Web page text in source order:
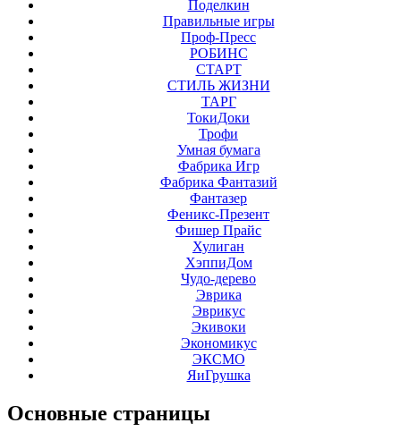
Поделкин
Правильные игры
Проф-Пресс
РОБИНС
СТАРТ
СТИЛЬ ЖИЗНИ
ТАРГ
ТокиДоки
Трофи
Умная бумага
Фабрика Игр
Фабрика Фантазий
Фантазер
Феникс-Презент
Фишер Прайс
Хулиган
ХэппиДом
Чудо-дерево
Эврика
Эврикус
Экивоки
Экономикус
ЭКСМО
ЯиГрушка
Основные страницы